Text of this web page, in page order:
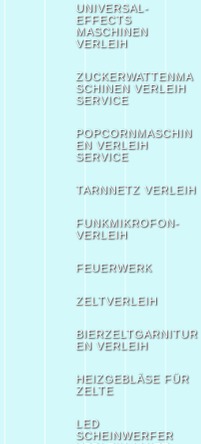
UNIVERSAL-
EFFECTS
MASCHINEN
VERLEIH
ZUCKERWATTENMA
SCHINEN VERLEIH
SERVICE
POPCORNMASCHIN
EN VERLEIH
SERVICE
TARNNETZ VERLEIH
FUNKMIKROFON-
VERLEIH
FEUERWERK
ZELTVERLEIH
BIERZELTGARNITUR
EN VERLEIH
HEIZGEBLÄSE FÜR
ZELTE
LED
SCHEINWERFER